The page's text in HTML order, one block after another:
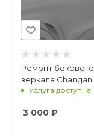
Ремонт бокового
зеркала Changan
Услуга доступна
3 000 ₽